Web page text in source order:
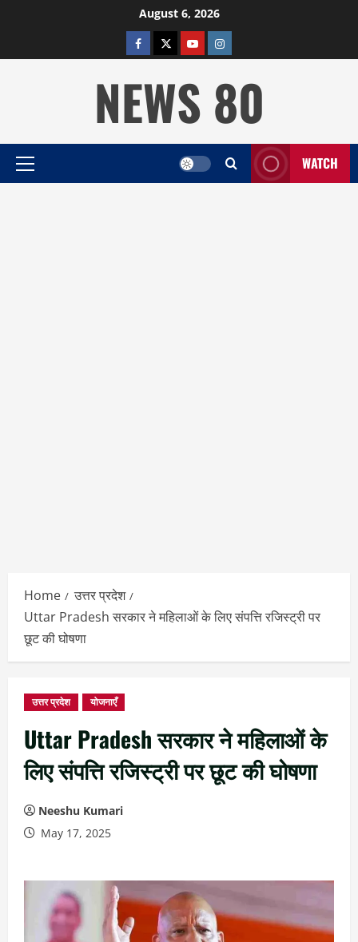
August 6, 2026
facebooktwitterYOUTUBE
instagram
NEWS 80
Primary
WATCH
Home
उत्तर प्रदेश
Uttar Pradesh सरकार ने महिलाओं के लिए संपत्ति रजिस्ट्री पर
छूट की घोषणा
उत्तर प्रदेश योजनाएँ
Uttar Pradesh सरकार ने महिलाओं के
लिए संपत्ति रजिस्ट्री पर छूट की घोषणा
Neeshu Kumari
May 17, 2025